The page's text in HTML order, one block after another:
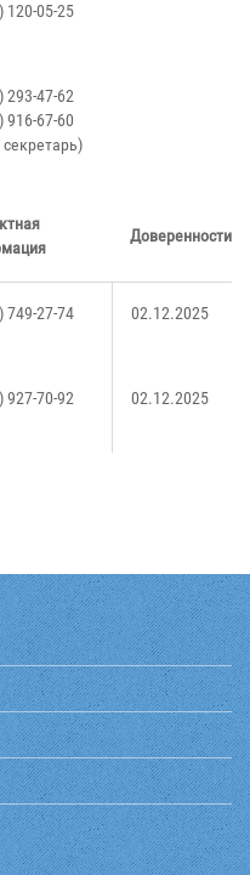
120-05-25
293-47-62
916-67-60
Доверенности
749-27-74 02.12.2025
927-70-92 02.12.2025